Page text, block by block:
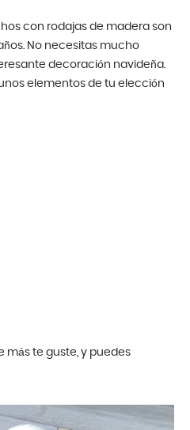
con rodajas de madera son
No necesitas mucho
decoración navideña.
elementos de tu elección
más te guste, y puedes